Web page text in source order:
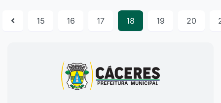
15 16 17 18 19 20